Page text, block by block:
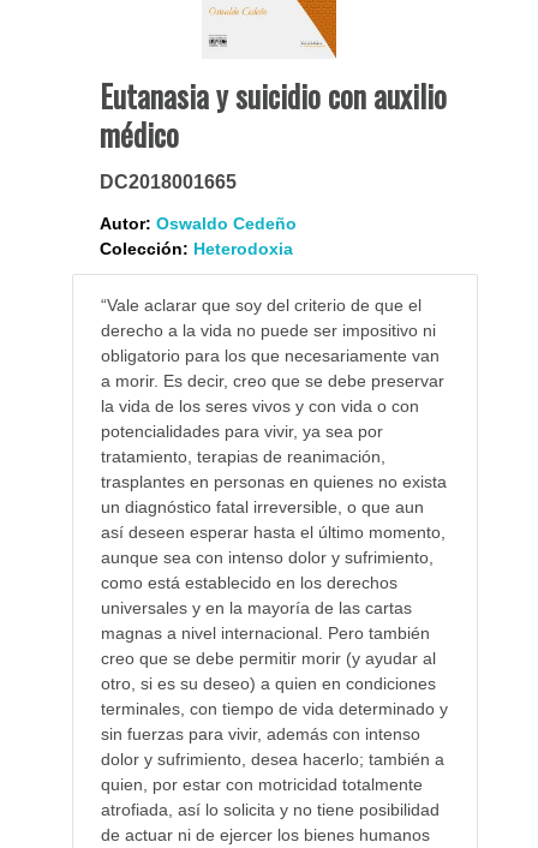
Eutanasia y suicidio con auxilio
médico
DC2018001665
Autor: Oswaldo Cedeño
Colección: Heterodoxia
“Vale aclarar que soy del criterio de que el
derecho a la vida no puede ser impositivo ni
obligatorio para los que necesariamente van
a morir. Es decir, creo que se debe preservar
la vida de los seres vivos y con vida o con
potencialidades para vivir, ya sea por
tratamiento, terapias de reanimación,
trasplantes en personas en quienes no exista
un diagnóstico fatal irreversible, o que aun
así deseen esperar hasta el último momento,
aunque sea con intenso dolor y sufrimiento,
como está establecido en los derechos
universales y en la mayoría de las cartas
magnas a nivel internacional. Pero también
creo que se debe permitir morir (y ayudar al
otro, si es su deseo) a quien en condiciones
terminales, con tiempo de vida determinado y
sin fuerzas para vivir, además con intenso
dolor y sufrimiento, desea hacerlo; también a
quien, por estar con motricidad totalmente
atrofiada, así lo solicita y no tiene posibilidad
de actuar ni de ejercer los bienes humanos